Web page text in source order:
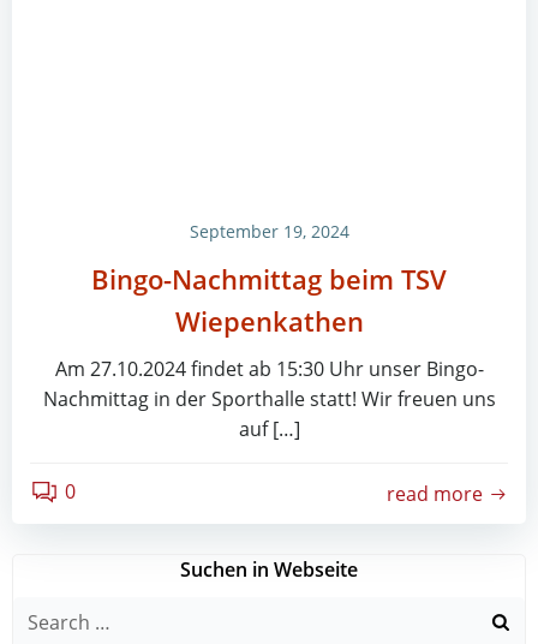
September 19, 2024
Bingo-Nachmittag beim TSV
Wiepenkathen
Am 27.10.2024 findet ab 15:30 Uhr unser Bingo-
Nachmittag in der Sporthalle statt! Wir freuen uns
auf […]
0 read more
Suchen in Webseite
Search